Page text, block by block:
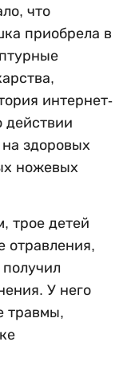
что
приобрела в
интернет-
действии
здоровых
ножевых
трое детей
отравления,
У него
травмы,